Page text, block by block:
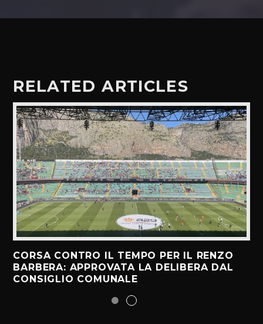
RELATED ARTICLES
CORSA CONTRO IL TEMPO PER IL RENZO
BARBERA: APPROVATA LA DELIBERA DAL
CONSIGLIO COMUNALE